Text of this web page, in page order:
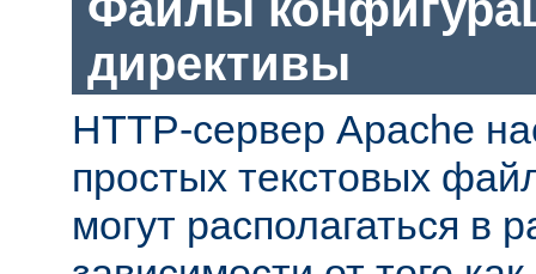
директивы
HTTP-сервер Apache
простых текстовых
могут располагаться в